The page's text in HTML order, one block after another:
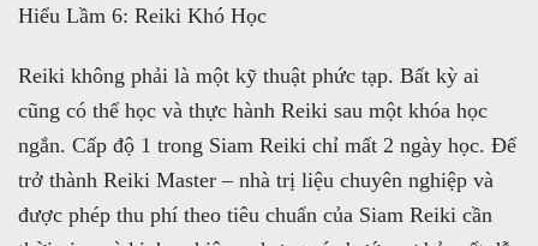
Hiểu Lầm 6: Reiki Khó Học
Reiki không phải là một kỹ thuật phức tạp. Bất kỳ ai
cũng có thể học và thực hành Reiki sau một khóa học
ngắn. Cấp độ 1 trong Siam Reiki chỉ mất 2 ngày học. Để
trở thành Reiki Master – nhà trị liệu chuyên nghiệp và
được phép thu phí theo tiêu chuẩn của Siam Reiki cần